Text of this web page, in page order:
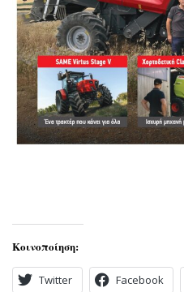
Κοινοποίηση:
Twitter Facebook